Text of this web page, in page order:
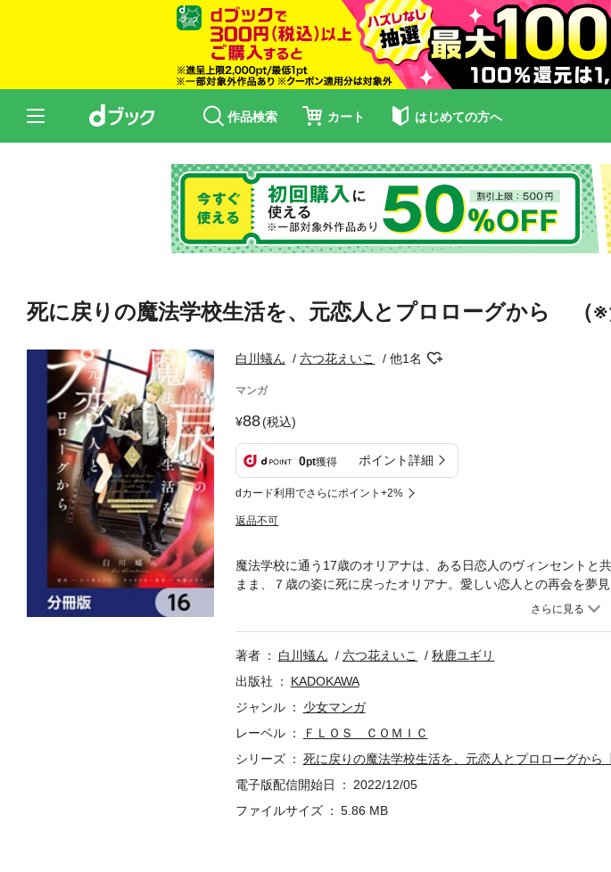
作品検索 カート はじめての方へ
死に戻りの魔法学校生活を、元恋人とプロローグから （
白川蟻ん 六つ花えいこ 他1名
マンガ
88(税込)
0pt獲得 ポイント詳細
dカード利用でさらにポイント+2%
返品不可
魔法学校に通う17歳のオリアナは、ある日恋人のヴィンセントと
まま、７歳の姿に死に戻ったオリアナ。愛しい恋人との再会を夢
リアナのことを何も覚えていなくて……。「次にくるライトノベ
著者
白川蟻ん 六つ花えいこ
秋鹿ユギリ
出版社
KADOKAWA
ジャンル
少女マンガ
レーベル
ＦＬＯＳ ＣＯＭＩＣ
シリーズ
死に戻りの魔法学校生活を、元恋人とプロローグから
電子版配信開始日
2022/12/05
ファイルサイズ
5.86 MB